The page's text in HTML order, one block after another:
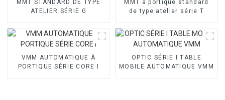
MMT STANDARD DE TYPE
ATELIER SÉRIE G
MMT à portique standard
de type atelier série T
VMM AUTOMATIQUE À
PORTIQUE SÉRIE CORE I
OPTIC SÉRIE I TABLE
MOBILE AUTOMATIQUE VMM